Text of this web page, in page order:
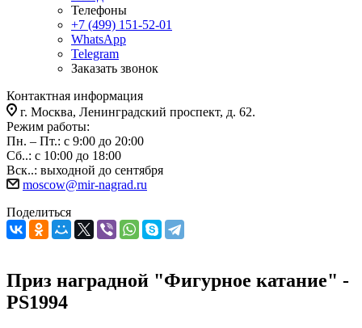
Телефоны
+7 (499) 151-52-01
WhatsApp
Telegram
Заказать звонок
Контактная информация
г. Москва, Ленинградский проспект, д. 62.
Режим работы:
Пн. – Пт.: с 9:00 до 20:00
Сб..: с 10:00 до 18:00
Вск..: выходной до сентября
moscow@mir-nagrad.ru
Поделиться
Приз наградной "Фигурное катание" -
PS1994